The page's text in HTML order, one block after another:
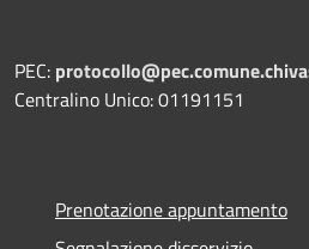
PEC:
Centralino Unico: 01191151
Prenotazione appuntamento